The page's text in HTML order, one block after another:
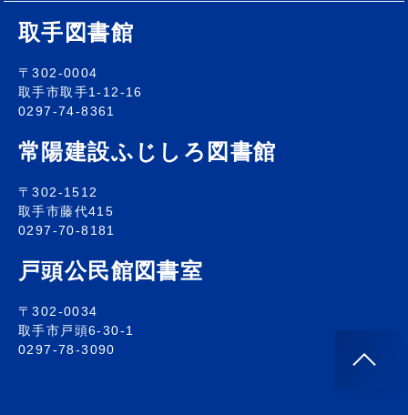
取手図書館
〒302-0004
取手市取手1-12-16
0297-74-8361
常陽建設ふじしろ図書館
〒302-1512
取手市藤代415
0297-70-8181
戸頭公民館図書室
〒302-0034
取手市戸頭6-30-1
0297-78-3090